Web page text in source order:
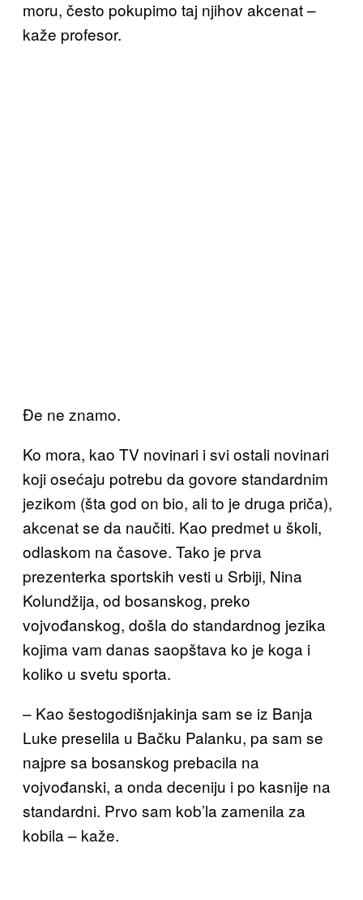
moru, često pokupimo taj njihov akcenat –
kaže profesor.
Đe ne znamo.
Ko mora, kao TV novinari i svi ostali novinari
koji osećaju potrebu da govore standardnim
jezikom (šta god on bio, ali to je druga priča),
akcenat se da naučiti. Kao predmet u školi,
odlaskom na časove. Tako je prva
prezenterka sportskih vesti u Srbiji, Nina
Kolundžija, od bosanskog, preko
vojvođanskog, došla do standardnog jezika
kojima vam danas saopštava ko je koga i
koliko u svetu sporta.
– Kao šestogodišnjakinja sam se iz Banja
Luke preselila u Bačku Palanku, pa sam se
najpre sa bosanskog prebacila na
vojvođanski, a onda deceniju i po kasnije na
standardni. Prvo sam kob’la zamenila za
kobila – kaže.